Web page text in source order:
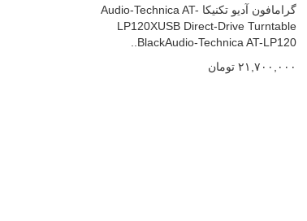
گرامافون آدیو تکنیکا Audio-Technica AT-
LP120XUSB Direct-Drive Turntable
BlackAudio-Technica AT-LP120..
٢١,٧٠٠,٠٠٠ تومان